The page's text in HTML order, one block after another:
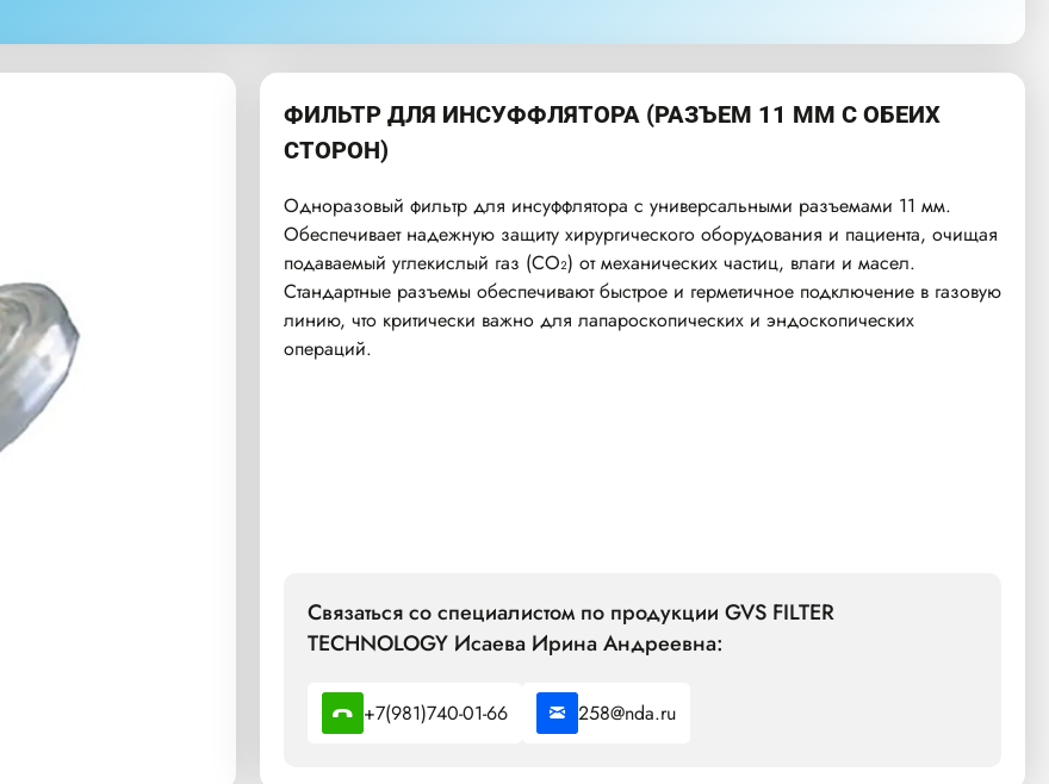
ФИЛЬТР ДЛЯ ИНСУФФЛЯТОРА (РАЗЪЕМ 11 ММ С ОБЕИХ
СТОРОН)
Одноразовый фильтр для инсуффлятора с универсальными разъемами 11 мм.
Обеспечивает надежную защиту хирургического оборудования и пациента, очищая
подаваемый углекислый газ (CO₂) от механических частиц, влаги и масел.
Стандартные разъемы обеспечивают быстрое и герметичное подключение в газовую
линию, что критически важно для лапароскопических и эндоскопических
операций.
Связаться со специалистом по продукции GVS FILTER
TECHNOLOGY Исаева Ирина Андреевна:
+7(981)740-01-66 258@nda.ru